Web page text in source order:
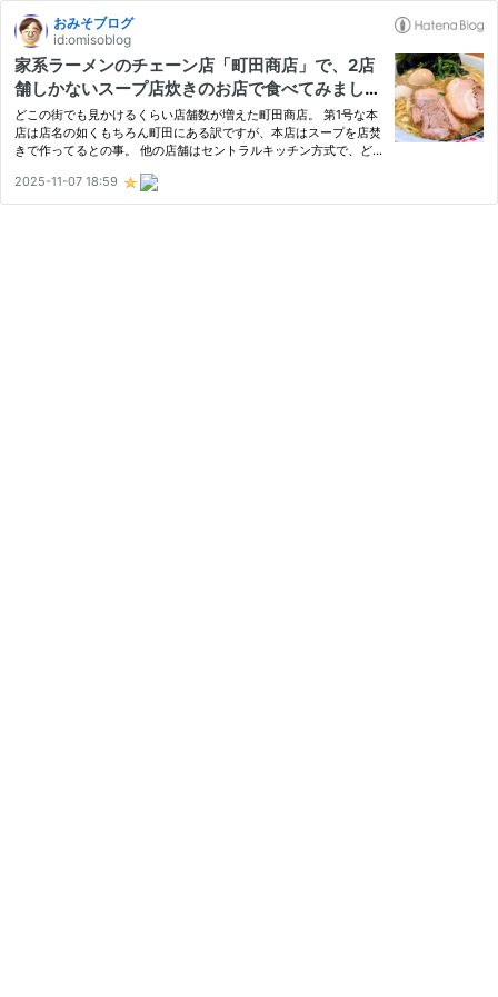
おみそブログ
id:omisoblog
家系ラーメンのチェーン店「町田商店」で、2店
舗しかないスープ店炊きのお店で食べてみました
♪
どこの街でも見かけるくらい店舗数が増えた町田商店。 第1号な本
店は店名の如くもちろん町田にある訳ですが、本店はスープを店焚
きで作ってるとの事。 他の店舗はセントラルキッチン方式で、ど
アルOPENした神奈川県厚木市の山際店は、24時間営業のせいなの
か…
2025-11-07 18:59